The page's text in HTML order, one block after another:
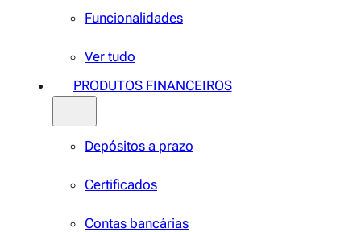
Funcionalidades
Ver tudo
PRODUTOS FINANCEIROS
Depósitos a prazo
Certificados
Contas bancárias